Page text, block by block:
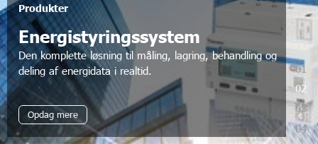
Produkter
Energistyringssystem
Den komplette løsning til måling, lagring, behandling og
deling af energidata i realtid.
Opdag mere
01
02
03
04